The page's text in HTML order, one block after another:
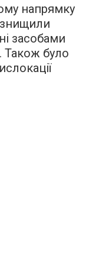
напрямку
знищили
засобами
Також було